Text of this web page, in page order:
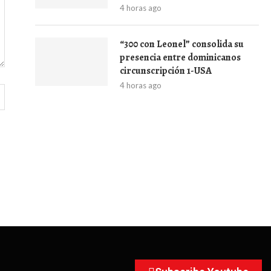
4 horas ago
“300 con Leonel” consolida su
presencia entre dominicanos
circunscripción 1-USA
4 horas ago